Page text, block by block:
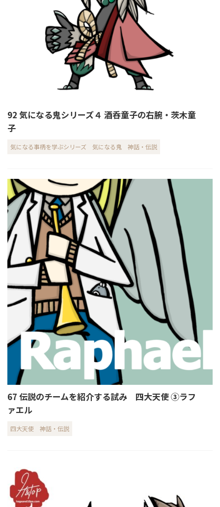
92 気になる鬼シリーズ４ 酒呑童子の右腕・茨木童
子
気になる事柄を学ぶシリーズ 気になる鬼 神話・伝説
67 伝説のチームを紹介する試み 四大天使 ③ラフ
ァエル
四大天使 神話・伝説